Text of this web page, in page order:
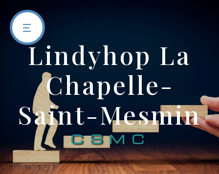
lindyhop La
Chapelle-
Saint-Mesmin
CSMC